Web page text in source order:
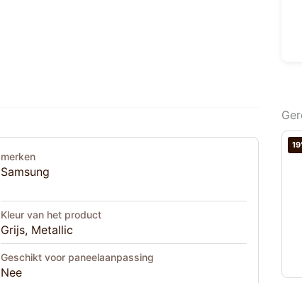
merken
Samsung
Kleur van het product
Grijs, Metallic
Geschikt voor paneelaanpassing
Nee